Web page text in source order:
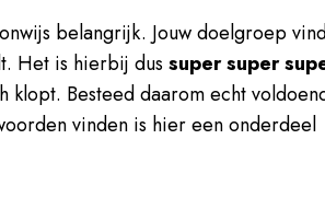
belangrijk. Jouw doelgroep
Het is hierbij dussuper super
klopt. Besteed daarom echt
vinden is hier een onderdeel